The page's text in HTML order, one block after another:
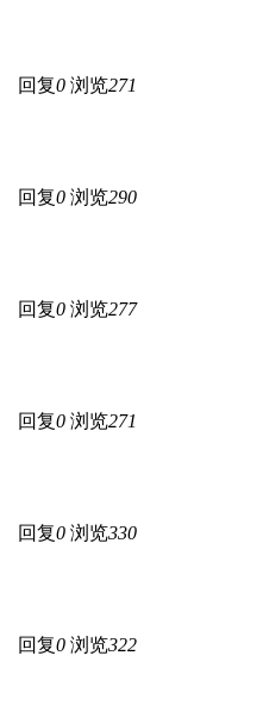
回复0 浏览271
回复0 浏览290
回复0 浏览277
回复0 浏览271
回复0 浏览330
回复0 浏览322